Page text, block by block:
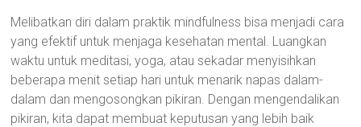
Melibatkan diri dalam praktik mindfulness bisa menjadi cara
yang efektif untuk menjaga kesehatan mental. Luangkan
waktu untuk meditasi, yoga, atau sekadar menyisihkan
beberapa menit setiap hari untuk menarik napas dalam-
dalam dan mengosongkan pikiran. Dengan mengendalikan
pikiran, kita dapat membuat keputusan yang lebih baik